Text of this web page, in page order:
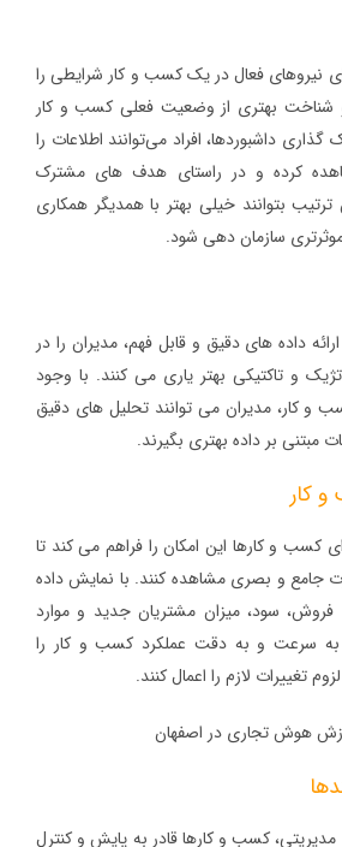
نیروهای فعال در یک کسب و کار شرایطی را
شناخت بهتری از وضعیت فعلی کسب و کار
گذاری داشبوردها، افراد می‌توانند اطلاعات را
کرده و در راستای هدف‌ های مشترک
بتوانند خیلی بهتر با همدیگر همکاری
سازمان دهی شود.
داده‌ های دقیق و قابل فهم، مدیران را در
و تاکتیکی بهتر یاری می‌ کنند. با وجود
و کار، مدیران می‌ توانند تحلیل‌ های دقیق‌
مبتنی بر داده بهتری بگیرند.
کار
کسب و کارها این امکان را فراهم می‌ کند تا
جامع و بصری مشاهده کنند. با نمایش داده‌
فروش، سود، میزان مشتریان جدید و موارد
به سرعت و به دقت عملکرد کسب و کار را
تغییرات لازم را اعمال کنند.
مدیریتی، کسب و کارها قادر به پایش و کنترل